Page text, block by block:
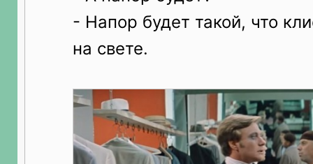
- Напор будет такой, что
на свете.